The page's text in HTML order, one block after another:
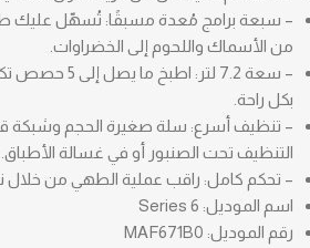
– سبعة برامج مُعدة مسبقًا: تُسهّل عليك
من الأسماك واللحوم إلى الخضراوات.
– سعة 7.2 لتر:
بكل راحة.
– تنظيف أسرع: سلة صغيرة الحجم وشبكة
التنظيف تحت الصنبور أو في غسالة الأطباق.
– تحكم كامل: راقب عملية الطهي من خلال
اسم الموديل: Series 6
رقم الموديل: MAF671B0